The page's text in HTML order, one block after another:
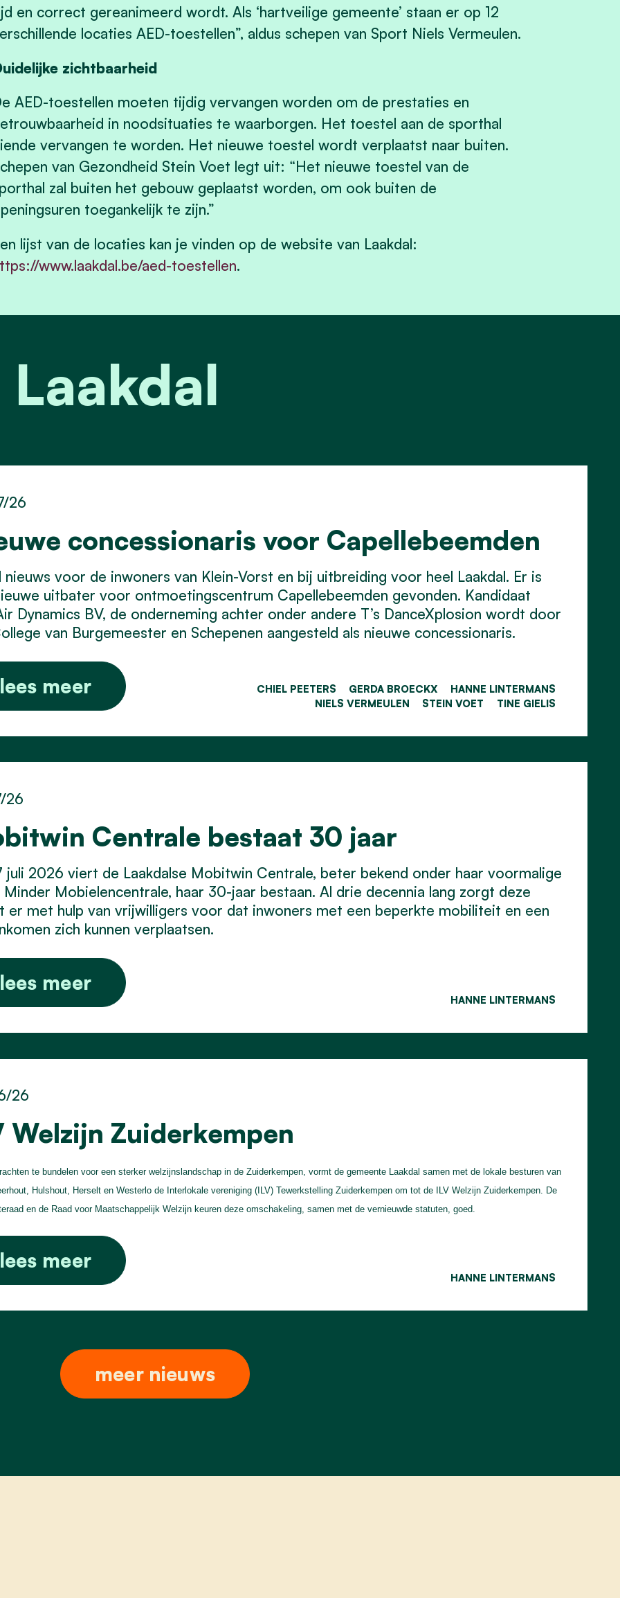
en correct gereanimeerd wordt. Als ‘hartveilige gemeente’ staan er op 12
locaties AED-toestellen”, aldus schepen van Sport Niels Vermeulen.
zichtbaarheid
AED-toestellen moeten tijdig vervangen worden om de prestaties en
in noodsituaties te waarborgen. Het toestel aan de sporthal
vervangen te worden. Het nieuwe toestel wordt verplaatst naar buiten.
van Gezondheid Stein Voet legt uit: “Het nieuwe toestel van de
zal buiten het gebouw geplaatst worden, om ook buiten de
toegankelijk te zijn.”
lijst van de locaties kan je vinden op de website van Laakdal:
www.laakdal.be/aed-toestellen.
concessionaris voor Capellebeemden
26
nieuws voor de inwoners van Klein-Vorst en bij uitbreiding voor heel Laakdal. Er is
uitbater voor ontmoetingscentrum Capellebeemden gevonden. Kandidaat
Dynamics BV, de onderneming achter onder andere T’s DanceXplosion wordt door
van Burgemeester en Schepenen aangesteld als nieuwe concessionaris.
lees meer CHIEL PEETERS GERDA BROECKX
HANNE LINTERMANS
NIELS VERMEULEN
STEIN VOET TINE GIELIS
Centrale bestaat 30 jaar
26
juli 2026 viert de Laakdalse Mobitwin Centrale, beter bekend onder haar voormalige
Minder Mobielencentrale, haar 30-jaar bestaan. Al drie decennia lang zorgt deze
er met hulp van vrijwilligers voor dat inwoners met een beperkte mobiliteit en een
zich kunnen verplaatsen.
lees meer
HANNE LINTERMANS
Welzijn Zuiderkempen
26
te bundelen voor een sterker welzijnslandschap in de Zuiderkempen, vormt de gemeente Laakdal samen met de lokale besturen van
Hulshout, Herselt en Westerlo de Interlokale vereniging (ILV) Tewerkstelling Zuiderkempen om tot de ILV Welzijn Zuiderkempen. De
en de Raad voor Maatschappelijk Welzijn keuren deze omschakeling, samen met de vernieuwde statuten, goed.
lees meer
HANNE LINTERMANS
meer nieuws